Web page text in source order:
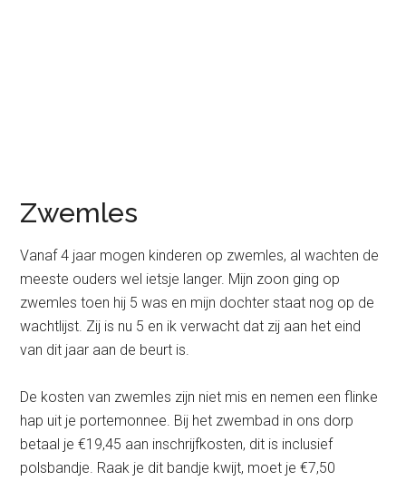
Zwemles
Vanaf 4 jaar mogen kinderen op zwemles, al wachten de
meeste ouders wel ietsje langer. Mijn zoon ging op
zwemles toen hij 5 was en mijn dochter staat nog op de
wachtlijst. Zij is nu 5 en ik verwacht dat zij aan het eind
van dit jaar aan de beurt is.
De kosten van zwemles zijn niet mis en nemen een flinke
hap uit je portemonnee. Bij het zwembad in ons dorp
betaal je €19,45 aan inschrijfkosten, dit is inclusief
polsbandje. Raak je dit bandje kwijt, moet je €7,50